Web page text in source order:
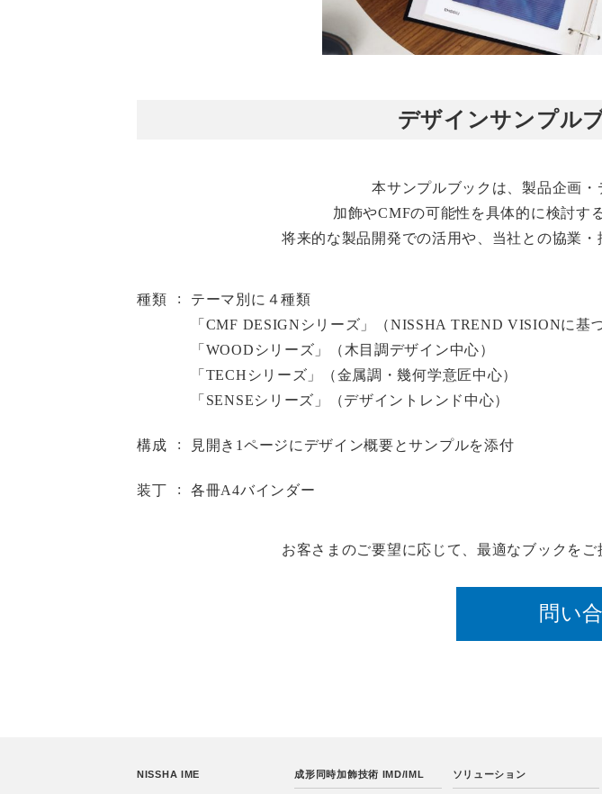
デザインサンプル
本サンプルブックは、製品企画・
加飾やCMFの可能性を具体的に検討す
将来的な製品開発での活用や、当社との協業
種類
テーマ別に４種類
「CMF DESIGNシリーズ」（NISSHA TREND VISIONに基づ
「WOODシリーズ」（木目調デザイン中心）
「TECHシリーズ」（金属調・幾何学意匠中心）
「SENSEシリーズ」（デザイントレンド中心）
構成 見開き1ページにデザイン概要とサンプルを添付
装丁 各冊A4バインダー
お客さまのご要望に応じて、最適なブックを
問い
NISSHA IME 成形同時加飾技術 IMD/IML ソリューション